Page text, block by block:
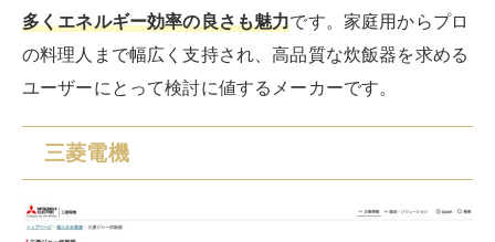
多くエネルギー効率の良さも魅力です。家庭用からプロ
の料理人まで幅広く支持され、高品質な炊飯器を求める
ユーザーにとって検討に値するメーカーです。
三菱電機